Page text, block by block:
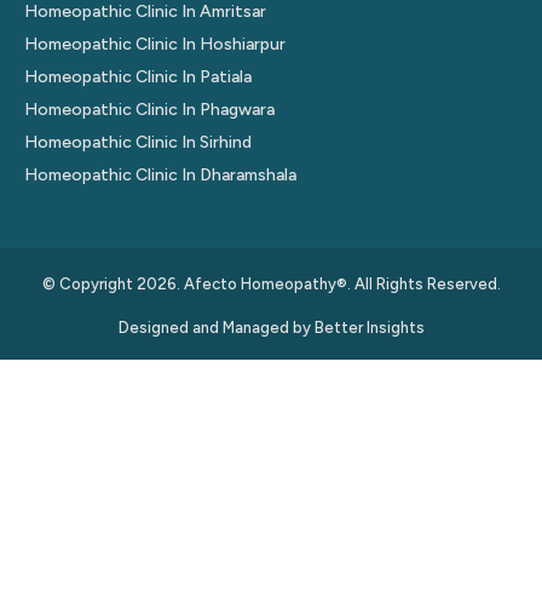
Homeopathic Clinic In Amritsar
Homeopathic Clinic In Hoshiarpur
Homeopathic Clinic In Patiala
Homeopathic Clinic In Phagwara
Homeopathic Clinic In Sirhind
Homeopathic Clinic In Dharamshala
© Copyright 2026. Afecto Homeopathy®. All Rights Reserved.
Designed and Managed by Better Insights